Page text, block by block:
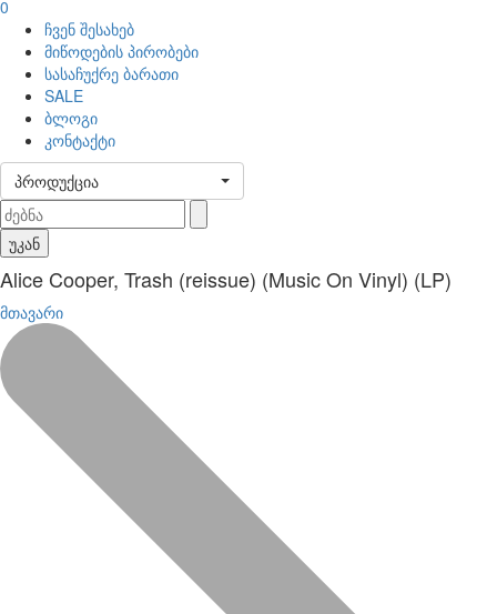
0
ჩვენ შესახებ
მიწოდების პირობები
სასაჩუქრე ბარათი
SALE
ბლოგი
კონტაქტი
პროდუქცია
უკან
Alice Cooper, Trash (reissue) (Music On Vinyl) (LP)
მთავარი